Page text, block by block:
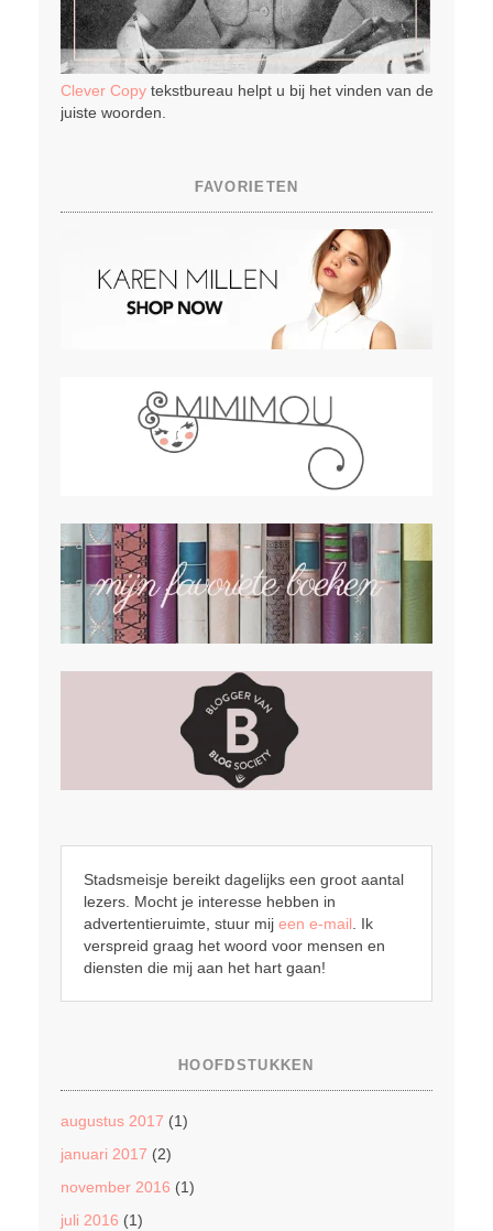
Clever Copytekstbureau helpt u bij het vinden van de
juiste woorden.
FAVORIETEN
Stadsmeisje bereikt dagelijks een groot aantal
lezers. Mocht je interesse hebben in
advertentieruimte, stuur mij een e-mail. Ik
verspreid graag het woord voor mensen en
diensten die mij aan het hart gaan!
HOOFDSTUKKEN
augustus 2017 (1)
januari 2017 (2)
november 2016 (1)
juli 2016 (1)